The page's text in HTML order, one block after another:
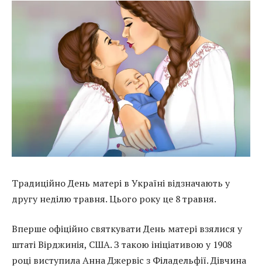
Традиційно День матері в Україні відзначають у
другу неділю травня. Цього року це 8 травня.
Вперше офіційно святкувати День матері взялися у
штаті Вірджинія, США. З такою ініціативою у 1908
році виступила Анна Джервіс з Філадельфії. Дівчина